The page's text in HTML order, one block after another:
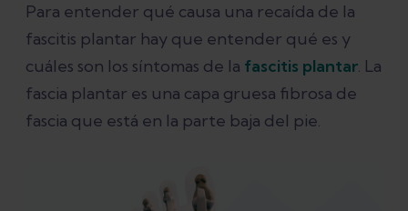
¿Cuáles son los síntomas de la fascitis
plantar y su dolor?
¿Es posible que la fascitis plantar
Para entender qué causa una recaída de la
fascitis plantar hay que entender qué es y
cuáles son los síntomas de la fascitis plantar. La
fascia plantar es una capa gruesa fibrosa de
fascia que está en la parte baja del pie.